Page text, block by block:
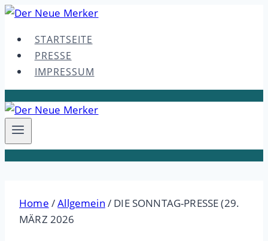
Skip
contentSTARTSEITE
PRESSE
IMPRESSUM
Home /Allgemein / DIE SONNTAG-PRESSE (29.
MÄRZ 2026